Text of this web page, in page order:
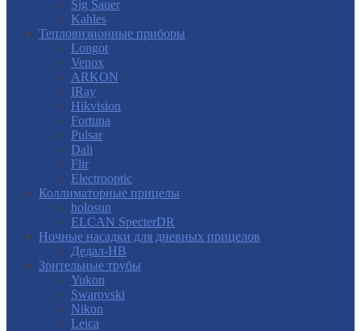
Sig Sauer
Kahles
Тепловизионные приборы
Longot
Venox
ARKON
IRay
Hikvision
Fortuna
Pulsar
Dali
Flir
Electrooptic
Коллиматорные прицелы
holosun
ELCAN SpecterDR
Ночные насадки для дневных прицелов
Дедал-НВ
Зрительные трубы
Yukon
Swarovski
Nikon
Leica